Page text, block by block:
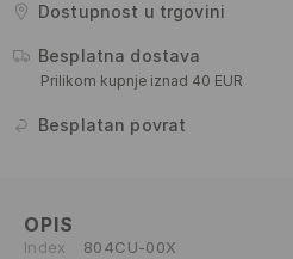
Dostupnost u trgovini
Besplatna dostava
Prilikom kupnje iznad 40 EUR
Besplatan povrat
OPIS
Index 804CU-00X